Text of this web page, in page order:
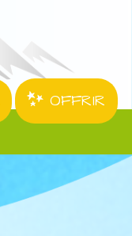
OFFRIR